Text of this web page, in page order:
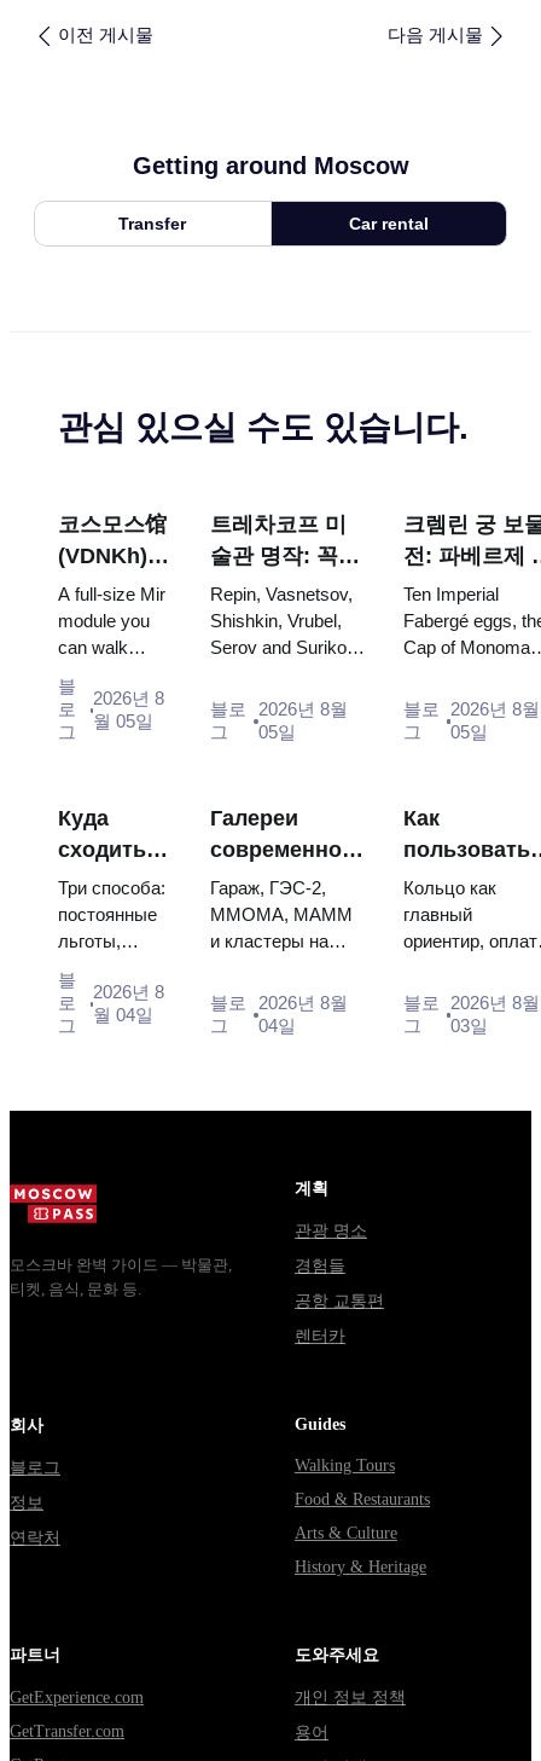
이전 게시물 다음 게시물
Getting around Moscow
Transfer Car rental
관심 있으실 수도 있습니다.
코스모스馆
(VDNKh) :
러시아 최
대 우주 전
시관
A full-size Mir
module you
can walk
Energia–
Buran model,
capsules and
120 pieces of
flight...
블
로
그
2026년 8
월 05일
트레차코프 미
술관 명작: 꼭
봐야 할 그림들
을 중심으로 한
방문 계획
Repin, Vasnetsov,
Shishkin, Vrubel,
Serov and Surikov
stop people, where
they hang, and why
블로
그
2026년 8월
05일
크렘린 궁 보
전: 파베르제
걀, 왕좌, 대관
식 예복
Ten Imperial
Fabergé eggs,
Cap of
of two boy tsars
and the
블로
그
2026년 8월
05일
Куда
сходить
на
искусство
в Москве
бесплатно
Три способа:
постоянные
льготы,
дни и
площадки со
целый день,
за ко...
블
로
그
2026년 8
월 04일
Галереи
современного
искусства в
Москве: где
смотреть и
Гараж, ГЭС-2,
ММОМА, МАММ
и кластеры на
часы, метро. Где
вход свободный,
블로
그
2026년 8월
04일
Как
метро
Москвы:
схема,
пересадки
Кольцо как
главный
ориентир,
«Тройкой»,
указатели по
블로
그
2026년 8월
03일
모스크바 완벽 가이드 — 박물관,
티켓, 음식, 문화 등.
계획
관광 명소
경험들
공항 교통편
렌터카
회사
블로그
정보
연락처
Guides
Walking Tours
Food & Restaurants
Arts & Culture
History & Heritage
파트너
GetExperience.com
GetTransfer.com
도와주세요
개인 정보 정책
용어